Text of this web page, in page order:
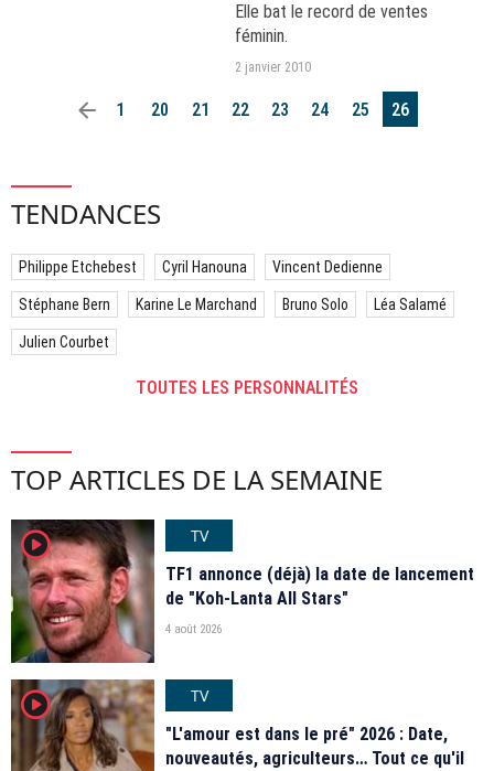
Elle bat le record de ventes
féminin.
2 janvier 2010
arrow_left 1 20 21 22 23 24 25 26
TENDANCES
Philippe Etchebest Cyril Hanouna Vincent Dedienne
Stéphane Bern Karine Le Marchand Bruno Solo Léa Salamé
Julien Courbet
TOUTES LES PERSONNALITÉS
TOP ARTICLES DE LA SEMAINE
player2
TV
TF1 annonce (déjà) la date de lancement
de "Koh-Lanta All Stars"
4 août 2026
player2
TV
"L'amour est dans le pré" 2026 : Date,
nouveautés, agriculteurs… Tout ce qu'il